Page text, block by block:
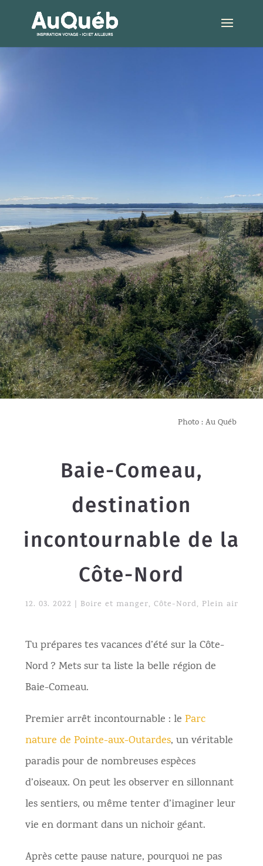
Photo : Au Québ
Baie-Comeau,
destination
incontournable de la
Côte-Nord
12. 03. 2022 Boire et manger, Côte-Nord, Plein air
Tu prépares tes vacances d’été sur la Côte-
Nord ? Mets sur ta liste la belle région de
Baie-Comeau.
Premier arrêt incontournable : le Parc
nature de Pointe-aux-Outardes, un véritable
paradis pour de nombreuses espèces
d’oiseaux. On peut les observer en sillonnant
les sentiers, ou même tenter d’imaginer leur
vie en dormant dans un nichoir géant.
Après cette pause nature, pourquoi ne pas